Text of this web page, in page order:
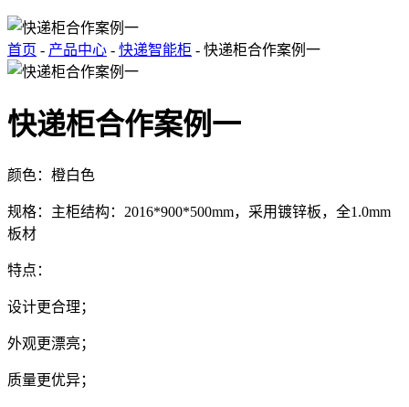
首页 - 产品中心 - 快递智能柜 - 快递柜合作案例一
快递柜合作案例一
颜色：橙白色
规格：主柜结构：2016*900*500mm，采用镀锌板，全1.0mm
板材
特点：
设计更合理；
外观更漂亮；
质量更优异；